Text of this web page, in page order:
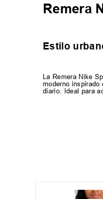
Remera
Estilo
La Remera Nike
moderno
diario. Ideal para